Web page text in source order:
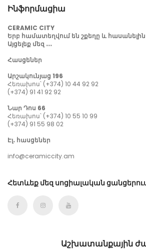
Ինֆորմացիա
CERAMIC CITY
Երբ համատեղվում են շքեղը և հասանելին
Այցելեք մեզ ․․․
Հասցեներ
Արշակունյաց 196
Հեռախոս՝ (+374) 10 44 92 92
(+374) 91 41 92 92
Նար Դոս 66
Հեռախոս՝ (+374) 10 55 10 99
(+374) 91 55 98 02
Էլ․ հասցեներ
info@ceramiccity.am
Հետևեք մեզ սոցիալական
Աշխատանքային